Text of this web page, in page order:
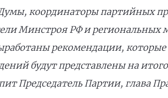
координаторы партийных
Минстроя РФ и региональных
рекомендации,
будут представлены на
Председатель Партии, глава